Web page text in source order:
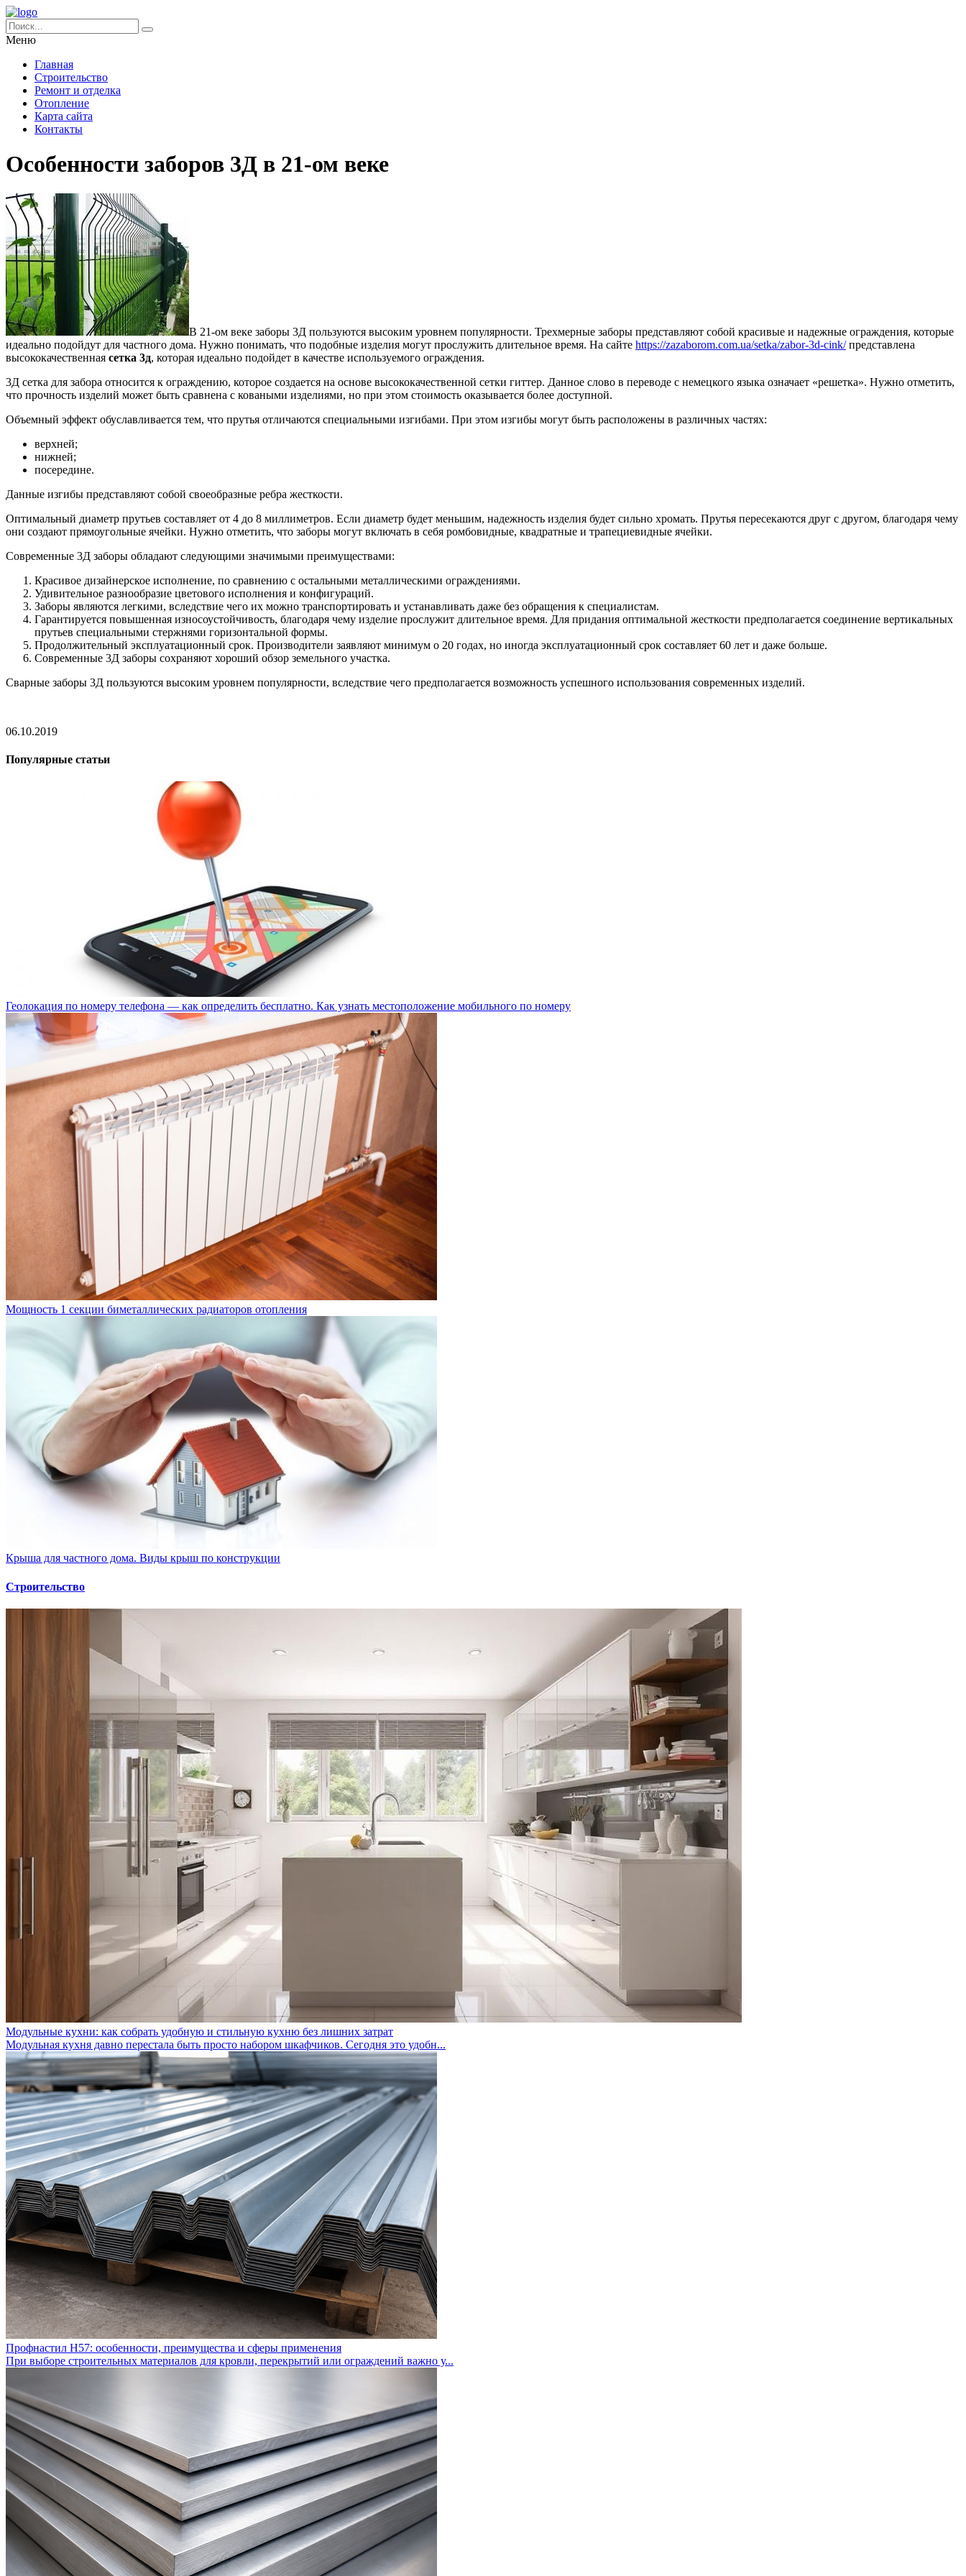
Меню
Главная
Строительство
Ремонт и отделка
Отопление
Карта сайта
Контакты
Особенности заборов 3Д в 21-ом веке
В 21-ом веке заборы 3Д пользуются высоким уровнем популярности. Трехмерные заборы представляют собой красивые и надежные ограждения, которые
идеально подойдут для частного дома. Нужно понимать, что подобные изделия могут прослужить длительное время. На сайте https://zazaborom.com.ua/setka/zabor-3d-cink/представлена
высококачественная сетка 3д, которая идеально подойдет в качестве используемого ограждения.
3Д сетка для забора относится к ограждению, которое создается на основе высококачественной сетки гиттер. Данное слово в переводе с немецкого языка означает «решетка». Нужно отметить,
что прочность изделий может быть сравнена с коваными изделиями, но при этом стоимость оказывается более доступной.
Объемный эффект обуславливается тем, что прутья отличаются специальными изгибами. При этом изгибы могут быть расположены в различных частях:
верхней;
нижней;
посередине.
Данные изгибы представляют собой своеобразные ребра жесткости.
Оптимальный диаметр прутьев составляет от 4 до 8 миллиметров. Если диаметр будет меньшим, надежность изделия будет сильно хромать. Прутья пересекаются друг с другом, благодаря чему
они создают прямоугольные ячейки. Нужно отметить, что заборы могут включать в себя ромбовидные, квадратные и трапециевидные ячейки.
Современные 3Д заборы обладают следующими значимыми преимуществами:
Красивое дизайнерское исполнение, по сравнению с остальными металлическими ограждениями.
Удивительное разнообразие цветового исполнения и конфигураций.
Заборы являются легкими, вследствие чего их можно транспортировать и устанавливать даже без обращения к специалистам.
Гарантируется повышенная износоустойчивость, благодаря чему изделие прослужит длительное время. Для придания оптимальной жесткости предполагается соединение вертикальных
прутьев специальными стержнями горизонтальной формы.
Продолжительный эксплуатационный срок. Производители заявляют минимум о 20 годах, но иногда эксплуатационный срок составляет 60 лет и даже больше.
Современные 3Д заборы сохраняют хороший обзор земельного участка.
Сварные заборы 3Д пользуются высоким уровнем популярности, вследствие чего предполагается возможность успешного использования современных изделий.
06.10.2019
Популярные статьи
Геолокация по номеру телефона — как определить бесплатно. Как узнать местоположение мобильного по номеру
Мощность 1 секции биметаллических радиаторов отопления
Крыша для частного дома. Виды крыш по конструкции
Строительство
Модульные кухни: как собрать удобную и стильную кухню без лишних затрат
Модульная кухня давно перестала быть просто набором шкафчиков. Сегодня это удобн...
Профнастил Н57: особенности, преимущества и сферы применения
При выборе строительных материалов для кровли, перекрытий или ограждений важно у...